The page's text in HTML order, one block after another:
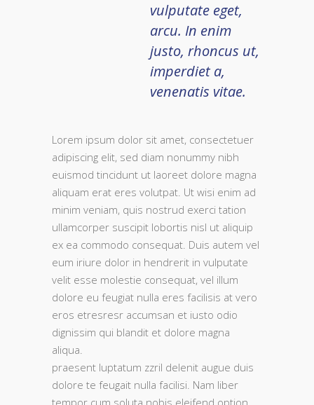
vulputate eget,
arcu. In enim
justo, rhoncus ut,
imperdiet a,
venenatis vitae.
Lorem ipsum dolor sit amet, consectetuer
adipiscing elit, sed diam nonummy nibh
euismod tincidunt ut laoreet dolore magna
aliquam erat eres volutpat. Ut wisi enim ad
minim veniam, quis nostrud exerci tation
ullamcorper suscipit lobortis nisl ut aliquip
ex ea commodo consequat. Duis autem vel
eum iriure dolor in hendrerit in vulputate
velit esse molestie consequat, vel illum
dolore eu feugiat nulla eres facilisis at vero
eros etresresr accumsan et iusto odio
dignissim qui blandit et dolore magna
aliqua.
praesent luptatum zzril delenit augue duis
dolore te feugait nulla facilisi. Nam liber
tempor cum soluta nobis eleifend option